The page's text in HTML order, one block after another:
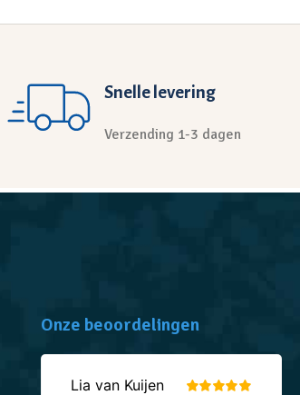
Snelle levering
Verzending 1-3 dagen
Onze beoordelingen